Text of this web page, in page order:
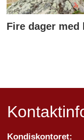
Fire dager
Kondiskontoret: